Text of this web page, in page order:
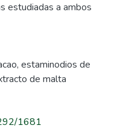
estudiadas a ambos
, estaminodios de
de malta
1681